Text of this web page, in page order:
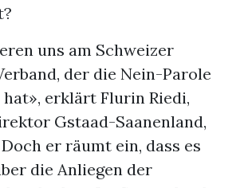
uns am Schweizer
der die Nein-Parole
hat», erklärt Flurin Riedi,
Gstaad-Saanenland,
er räumt ein, dass es
die Anliegen der